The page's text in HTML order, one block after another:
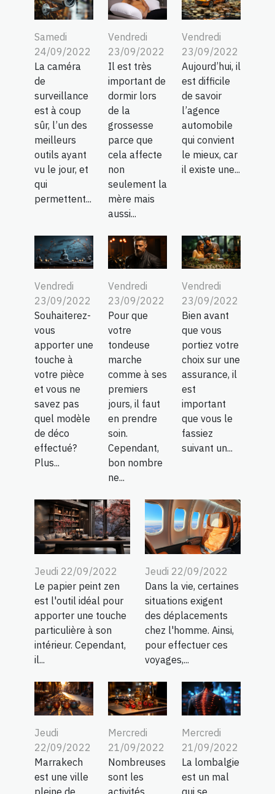
Samedi
24/09/2022
La caméra
de
surveillance
est à coup
sûr, l’un des
meilleurs
outils ayant
vu le jour, et
qui
permettent...
Vendredi
23/09/2022
Il est très
important de
dormir lors
de la
grossesse
parce que
cela affecte
non
seulement la
mère mais
aussi...
Vendredi
23/09/2022
Aujourd’hui, il
est difficile
de savoir
l’agence
automobile
qui convient
le mieux, car
il existe une...
Vendredi
23/09/2022
Souhaiterez-
vous
apporter une
touche à
votre pièce
et vous ne
savez pas
quel modèle
de déco
effectué?
Plus...
Vendredi
23/09/2022
Pour que
votre
tondeuse
marche
comme à ses
premiers
jours, il faut
en prendre
soin.
Cependant,
bon nombre
ne...
Vendredi
23/09/2022
Bien avant
que vous
portiez votre
choix sur une
assurance, il
est
important
que vous le
fassiez
suivant un...
Jeudi 22/09/2022
Le papier peint zen
est l'outil idéal pour
apporter une touche
particulière à son
intérieur. Cependant,
il...
Jeudi 22/09/2022
Dans la vie, certaines
situations exigent
des déplacements
chez l'homme. Ainsi,
pour effectuer ces
voyages,...
Jeudi
22/09/2022
Marrakech
est une ville
Mercredi
21/09/2022
Nombreuses
sont les
Mercredi
21/09/2022
La lombalgie
est un mal